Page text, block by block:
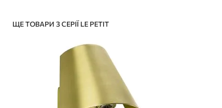
ЩЕ ТОВАРИ З СЕРІЇ LE PETIT